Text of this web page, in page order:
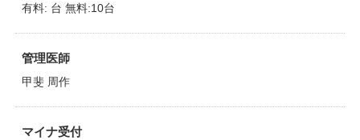
有料: 台 無料:10台
管理医師
甲斐 周作
マイナ受付